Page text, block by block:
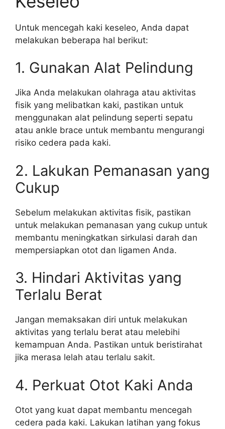
Untuk mencegah kaki keseleo, Anda dapat
melakukan beberapa hal berikut:
1. Gunakan Alat Pelindung
Jika Anda melakukan olahraga atau aktivitas
fisik yang melibatkan kaki, pastikan untuk
menggunakan alat pelindung seperti sepatu
atau ankle brace untuk membantu mengurangi
risiko cedera pada kaki.
2. Lakukan Pemanasan yang
Cukup
Sebelum melakukan aktivitas fisik, pastikan
untuk melakukan pemanasan yang cukup untuk
membantu meningkatkan sirkulasi darah dan
mempersiapkan otot dan ligamen Anda.
3. Hindari Aktivitas yang
Terlalu Berat
Jangan memaksakan diri untuk melakukan
aktivitas yang terlalu berat atau melebihi
kemampuan Anda. Pastikan untuk beristirahat
jika merasa lelah atau terlalu sakit.
4. Perkuat Otot Kaki Anda
Otot yang kuat dapat membantu mencegah
cedera pada kaki. Lakukan latihan yang fokus